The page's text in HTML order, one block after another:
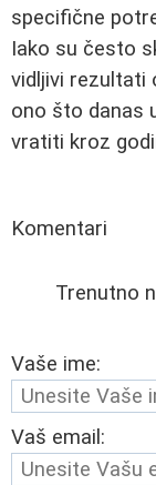
specifične
Iako su često
vidljivi rezultati
ono što danas
vratiti kroz
Komentari
Trenutno
Vaše ime:
Vaš email: